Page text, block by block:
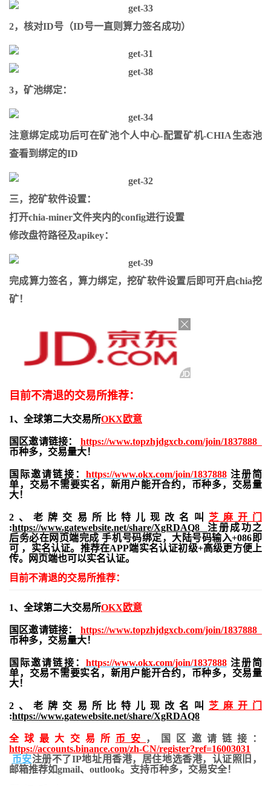
2，核对ID号（ID号一直则算力签名成功）
3，矿池绑定：
注意绑定成功后可在矿池个人中心-配置矿机-CHIA生态池
查看到绑定的ID
三，挖矿软件设置：
打开chia-miner文件夹内的config进行设置
修改盘符路径及apikey：
完成算力签名，算力绑定，挖矿软件设置后即可开启chia挖
矿！
目前不清退的交易所推荐：
1、全球第二大交易所OKX欧意
国区邀请链接： https://www.topzhjdgxcb.com/join/1837888
币种多，交易量大！
国际邀请链接： https://www.okx.com/join/1837888注册简
单，交易不需要实名，新用户能开合约， 币种多，交易量
大！
2、老牌交易所比特儿现改名叫 芝麻开门
:https://www.gatewebsite.net/share/XgRDAQ8 注册成功之
后务必在网页端完成 手机号码绑定，大陆号码输入+086即
可 ，实名认证。推荐在APP端实名认证初级+高级更方便上
传。网页端也可以实名认证。
目前不清退的交易所推荐：
1、全球第二大交易所OKX欧意
国区邀请链接： https://www.topzhjdgxcb.com/join/1837888
币种多，交易量大！
国际邀请链接： https://www.okx.com/join/1837888注册简
单，交易不需要实名，新用户能开合约， 币种多，交易量
大！
2、老牌交易所比特儿现改名叫 芝麻开门
:https://www.gatewebsite.net/share/XgRDAQ8
全球最大交易所 币安
，国区邀请链接：
https://accounts.binance.com/zh-CN/register?ref=16003031
币安注册不了IP地址用香港，居住地选香港，认证照旧，
邮箱推荐如gmail、outlook。支持币种多，交易安全！